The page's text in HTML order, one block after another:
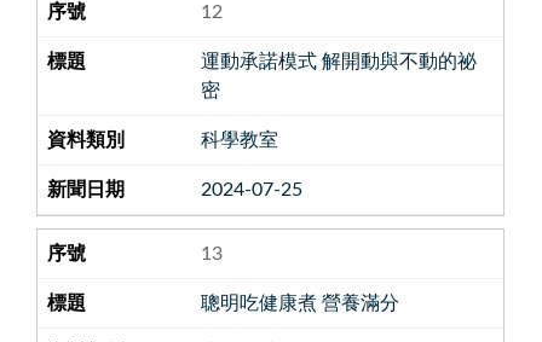
12
運動承諾模式 解開動與不動的祕
密
科學教室
2024-07-25
13
聰明吃健康煮 營養滿分